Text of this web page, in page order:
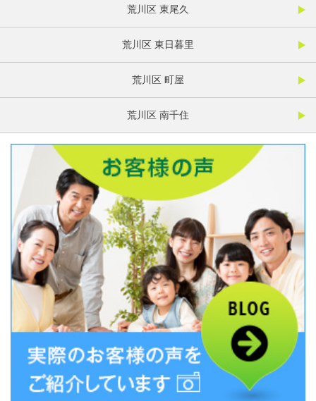
荒川区 東尾久
荒川区 東日暮里
荒川区 町屋
荒川区 南千住